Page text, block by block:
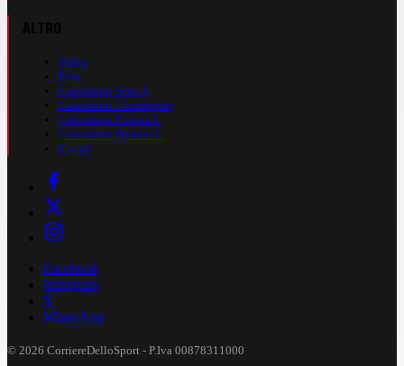
Video
Foto
Calendario Serie A
Calendario Champions
Calendario Europa L.
Calendario Premier L.
Casinò
Facebook
Instagram
X
WhatsApp
© 2026 CorriereDelloSport - P.Iva 00878311000